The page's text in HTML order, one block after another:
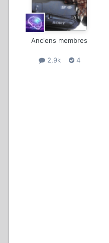
Anciens membres
2,9k 4